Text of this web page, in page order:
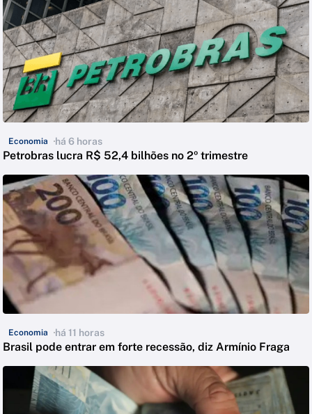
Economia há 6 horas
Petrobras lucra R$ 52,4 bilhões no 2º trimestre
Economia há 11 horas
Brasil pode entrar em forte recessão, diz Armínio Fraga